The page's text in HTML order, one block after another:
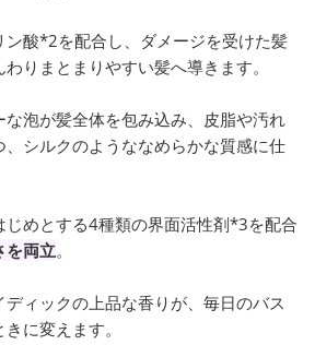
ン酸*2を配合し、ダメージを受けた髪
りまとまりやすい髪へ導きます。
泡が髪全体を包み込み、皮脂や汚れ
、シルクのようななめらかな質感に仕
じめとする4種類の界面活性剤*3を配合
を両立。
ィックの上品な香りが、毎日のバス
に変えます。